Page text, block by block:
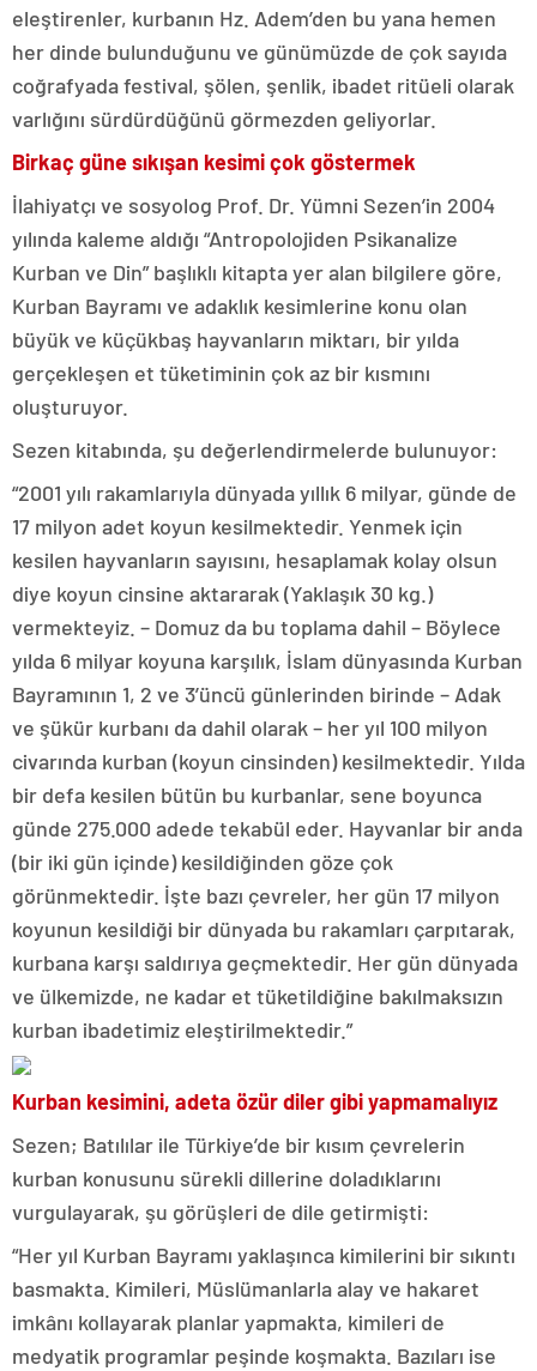
eleştirenler, kurbanın Hz. Adem’den bu yana hemen
her dinde bulunduğunu ve günümüzde de çok sayıda
coğrafyada festival, şölen, şenlik, ibadet ritüeli olarak
varlığını sürdürdüğünü görmezden geliyorlar.
Birkaç güne sıkışan kesimi çok göstermek
İlahiyatçı ve sosyolog Prof. Dr. Yümni Sezen’in 2004
yılında kaleme aldığı “Antropolojiden Psikanalize
Kurban ve Din” başlıklı kitapta yer alan bilgilere göre,
Kurban Bayramı ve adaklık kesimlerine konu olan
büyük ve küçükbaş hayvanların miktarı, bir yılda
gerçekleşen et tüketiminin çok az bir kısmını
oluşturuyor.
Sezen kitabında, şu değerlendirmelerde bulunuyor:
“2001 yılı rakamlarıyla dünyada yıllık 6 milyar, günde de
17 milyon adet koyun kesilmektedir. Yenmek için
kesilen hayvanların sayısını, hesaplamak kolay olsun
diye koyun cinsine aktararak (Yaklaşık 30 kg.)
vermekteyiz. – Domuz da bu toplama dahil – Böylece
yılda 6 milyar koyuna karşılık, İslam dünyasında Kurban
Bayramının 1, 2 ve 3’üncü günlerinden birinde – Adak
ve şükür kurbanı da dahil olarak – her yıl 100 milyon
civarında kurban (koyun cinsinden) kesilmektedir. Yılda
bir defa kesilen bütün bu kurbanlar, sene boyunca
günde 275.000 adede tekabül eder. Hayvanlar bir anda
(bir iki gün içinde) kesildiğinden göze çok
görünmektedir. İşte bazı çevreler, her gün 17 milyon
koyunun kesildiği bir dünyada bu rakamları çarpıtarak,
kurbana karşı saldırıya geçmektedir. Her gün dünyada
ve ülkemizde, ne kadar et tüketildiğine bakılmaksızın
kurban ibadetimiz eleştirilmektedir.”
Kurban kesimini, adeta özür diler gibi yapmamalıyız
Sezen; Batılılar ile Türkiye’de bir kısım çevrelerin
kurban konusunu sürekli dillerine doladıklarını
vurgulayarak, şu görüşleri de dile getirmişti:
“Her yıl Kurban Bayramı yaklaşınca kimilerini bir sıkıntı
basmakta. Kimileri, Müslümanlarla alay ve hakaret
imkânı kollayarak planlar yapmakta, kimileri de
medyatik programlar peşinde koşmakta. Bazıları ise